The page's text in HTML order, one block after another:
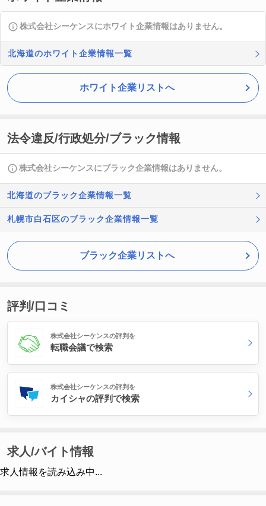
株式会社シーケンスにホワイト企業情報はありません。
北海道のホワイト企業情報一覧
ホワイト企業リストへ
法令違反/行政処分/ブラック情報
株式会社シーケンスにブラック企業情報はありません。
北海道のブラック企業情報一覧
札幌市白石区のブラック企業情報一覧
ブラック企業リストへ
評判/口コミ
株式会社シーケンスの評判を
転職会議で検索
株式会社シーケンスの評判を
カイシャの評判で検索
求人/バイト情報
求人情報を読み込み中...